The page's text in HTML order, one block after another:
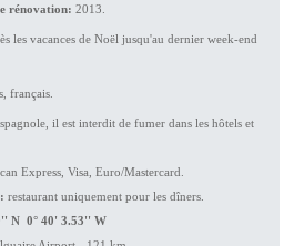
rénovation: 2013.
les vacances de Noël jusqu'au dernier week-end
français.
il est interdit de fumer dans les hôtels et
Express, Visa, Euro/Mastercard.
restaurant uniquement pour les dîners.
N 0° 40' 3.53'' W